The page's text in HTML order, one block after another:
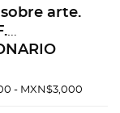
arte.
DE MÉXICO.
- MXN$3,000